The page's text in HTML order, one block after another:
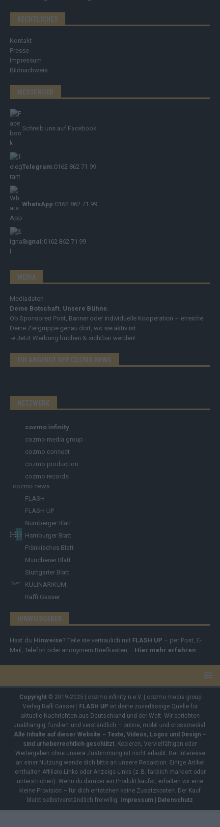
RECHTLICHES
Kontakt
Presse
Impressum
Bildnachweis
MESSENGER
Schreib uns auf Facebook
Telegram:0162 862 71 99
WhatsApp:0162 862 71 99
Signal:0162 862 71 99
MEDIA
Mediadaten
Deine Botschaft. Unsere Bühne.
Ob Sponsored Post, Banner oder individuelle Kooperation – erreiche
Deine Zielgruppe genau dort, wo sie aktiv ist.
➔ Jetzt Werbung buchen & sichtbar werden!
EIN ANGEBOT DER COZMO NEWS
NETZWERK
cozmo infinity
cozmo media group
cozmo connect
cozmo production
cozmo records
cozmo news
FLASH
FLASH UP
Nürnberger Blatt
Hamburger Blatt
Fränkisches Blatt
Münchener Blatt
Stuttgarter Blatt
KULINARIKUM.
Raffi Gasser
HINWEISGEBER
Hast du Hinweise? Teile sie vertraulich mit FLASH UP – per Post, E-
Mail, Telefon oder anonymem Briefkasten – Hier mehr erfahren
Copyright© 2019-2025 | cozmo infinity n.e.V. | cozmo media group
Verlag Raffi Gasser |
FLASH UPist deine zuverlässige Quelle für
aktuelle Nachrichten aus Deutschland und der Welt. Wir berichten
unabhängig, fundiert und verständlich – online, mobil und crossmedial.
Alle Inhalte auf dieser Website – Texte, Videos, Logos und Design –
sind urheberrechtlich geschützt. Kopieren, Vervielfältigen oder
Weitergeben ohne unsere Zustimmung ist nicht erlaubt. Bei Interesse
an einer Nutzung wende dich bitte an unsere Redaktion. Einige Artikel
enthalten Affiliate-Links oder Anzeige-Links (z. B. farblich markiert oder
unterstrichen). Wenn du darüber ein Produkt kaufst, erhalten wir eine
kleine Provision – für dich entstehen keine Zusatzkosten. Der Kauf
bleibt selbstverständlich freiwillig.
Impressum Datenschutz